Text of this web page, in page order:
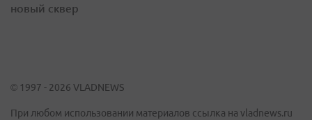
новый сквер
© 1997 - 2026 VLADNEWS
При любом использовании материалов ссылка на vladnews.ru